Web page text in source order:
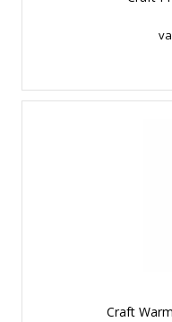
Craft